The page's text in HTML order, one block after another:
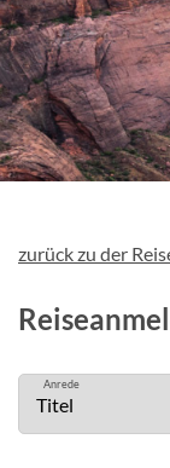
zurück zu der
Anrede